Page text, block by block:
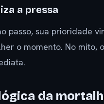
a pressa
passo, sua prioridade
o momento. No mito,
da